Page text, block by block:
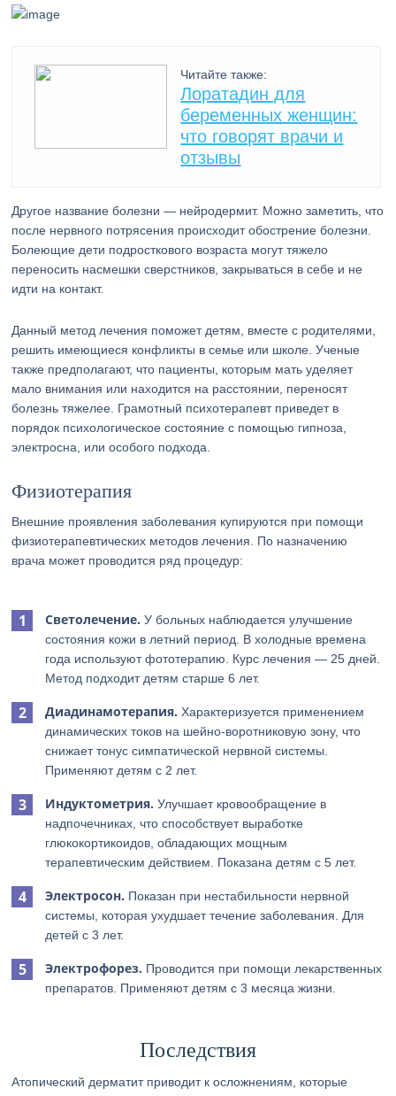
Читайте также:
Лоратадин для
беременных женщин:
что говорят врачи и
отзывы
Другое название болезни — нейродермит. Можно заметить, что
после нервного потрясения происходит обострение болезни.
Болеющие дети подросткового возраста могут тяжело
переносить насмешки сверстников, закрываться в себе и не
идти на контакт.
Данный метод лечения поможет детям, вместе с родителями,
решить имеющиеся конфликты в семье или школе. Ученые
также предполагают, что пациенты, которым мать уделяет
мало внимания или находится на расстоянии, переносят
болезнь тяжелее. Грамотный психотерапевт приведет в
порядок психологическое состояние с помощью гипноза,
электросна, или особого подхода.
Физиотерапия
Внешние проявления заболевания купируются при помощи
физиотерапевтических методов лечения. По назначению
врача может проводится ряд процедур:
Светолечение. У больных наблюдается улучшение
состояния кожи в летний период. В холодные времена
года используют фототерапию. Курс лечения — 25 дней.
Метод подходит детям старше 6 лет.
Диадинамотерапия. Характеризуется применением
динамических токов на шейно-воротниковую зону, что
снижает тонус симпатической нервной системы.
Применяют детям с 2 лет.
Индуктометрия. Улучшает кровообращение в
надпочечниках, что способствует выработке
глюкокортикоидов, обладающих мощным
терапевтическим действием. Показана детям с 5 лет.
Электросон. Показан при нестабильности нервной
системы, которая ухудшает течение заболевания. Для
детей с 3 лет.
Электрофорез. Проводится при помощи лекарственных
препаратов. Применяют детям с 3 месяца жизни.
Последствия
Атопический дерматит приводит к осложнениям, которые